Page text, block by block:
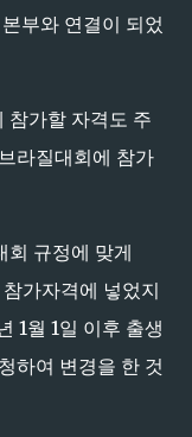
부와 연결이 되었
참가할 자격도 주
라질대회에 참가
회 규정에 맞게
가자격에 넣었지
1월 1일 이후 출생
하여 변경을 한 것